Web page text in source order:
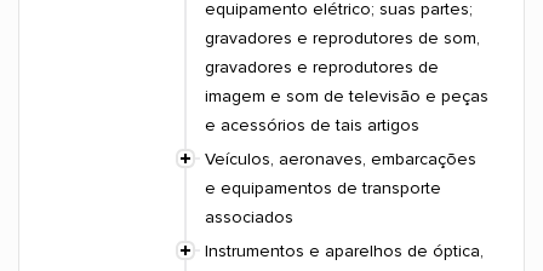
equipamento elétrico; suas partes;
gravadores e reprodutores de som,
gravadores e reprodutores de
imagem e som de televisão e peças
e acessórios de tais artigos
Veículos, aeronaves, embarcações
e equipamentos de transporte
associados
Instrumentos e aparelhos de óptica,